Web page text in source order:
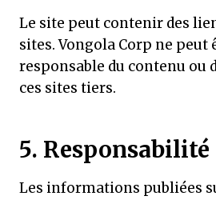
Le site peut contenir des
sites. Vongola Corp ne peut
responsable du contenu ou
ces sites tiers.
5. Responsabilité
Les informations publiées